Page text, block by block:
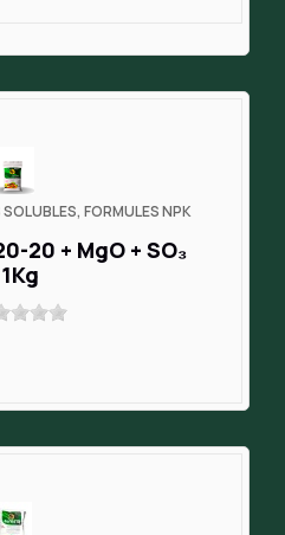
FORMULES NPK
20 + MgO + SO₃
1Kg